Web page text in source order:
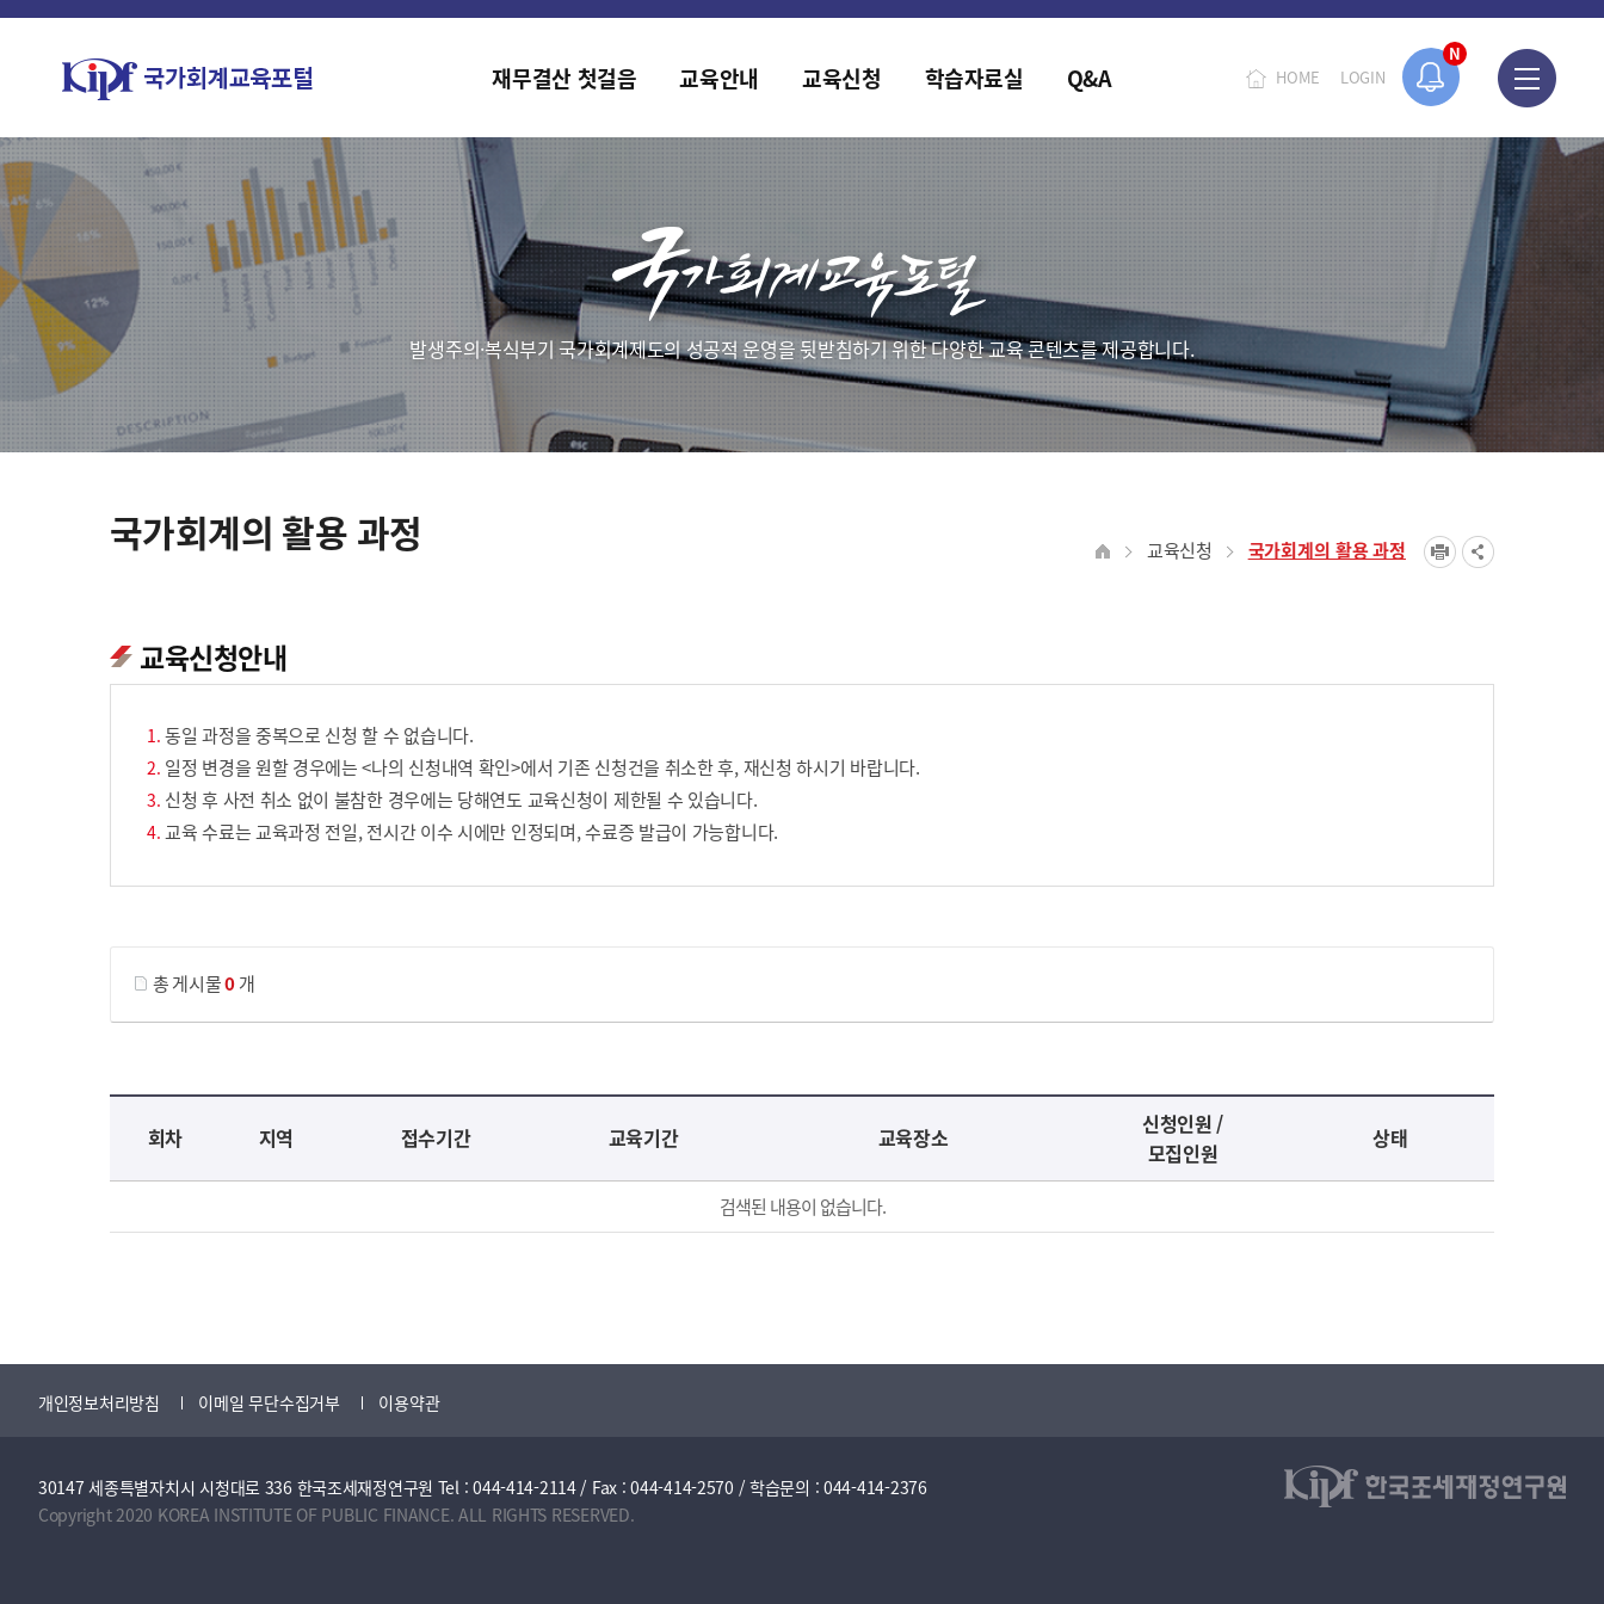
N
홈페이지가 새롭게 개편되었습니다.
HOME LOGIN
재무결산 첫걸음 교육안내 교육신청 학습자료실 Q&A
발생주의·복식부기 국가회계제도의 성공적 운영을 뒷받침하기 위한 다양한 교육 콘텐츠를 제공합니다.
국가회계의 활용 과정 교육신청 국가회계의 활용 과정
교육신청안내
동일 과정을 중복으로 신청 할 수 없습니다.
일정 변경을 원할 경우에는 <나의 신청내역 확인>에서 기존 신청건을 취소한 후, 재신청 하시기 바랍니다.
신청 후 사전 취소 없이 불참한 경우에는 당해연도 교육신청이 제한될 수 있습니다.
교육 수료는 교육과정 전일, 전시간 이수 시에만 인정되며, 수료증 발급이 가능합니다.
총 게시물0개
교육신청 목록을 나타낸 표로 회차, 지역, 접수기간, 교육기간, 교육장소, 신청인원/모집인원, 상태로 나뉘어 설명합니다.
회차 지역 접수기간 교육기간 교육장소
신청인원 /
모집인원
상태
검색된 내용이 없습니다.
개인정보처리방침 이메일 무단수집거부 이용약관
30147 세종특별자치시 시청대로 336 한국조세재정연구원 Tel : 044-414-2114 / Fax : 044-414-2570 / 학습문의 : 044-414-2376
Copyright 2020 KOREA INSTITUTE OF PUBLIC FINANCE. ALL RIGHTS RESERVED.